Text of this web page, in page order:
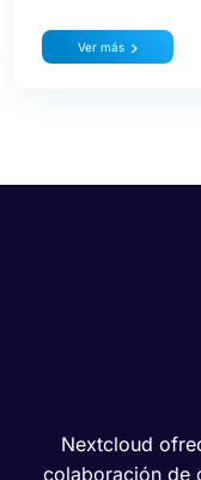
Ver más
Nextcloud
colaboración de